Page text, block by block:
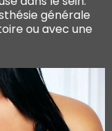
générale
ou avec une